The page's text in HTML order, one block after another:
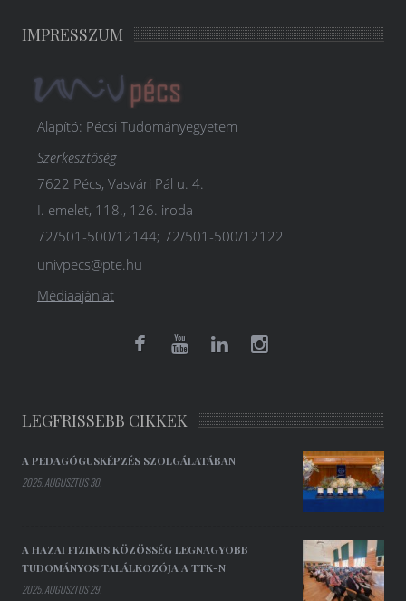
IMPRESSZUM
Alapító: Pécsi Tudományegyetem
Szerkesztőség
7622 Pécs, Vasvári Pál u. 4.
I. emelet, 118., 126. iroda
72/501-500/12144; 72/501-500/12122
univpecs@pte.hu
Médiaajánlat
LEGFRISSEBB CIKKEK
A PEDAGÓGUSKÉPZÉS SZOLGÁLATÁBAN
2025. AUGUSZTUS 30.
A HAZAI FIZIKUS KÖZÖSSÉG LEGNAGYOBB
TUDOMÁNYOS TALÁLKOZÓJA A TTK-N
2025. AUGUSZTUS 29.